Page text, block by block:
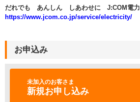
だれでも あんしん しあわせに J:COM電力
https://www.jcom.co.jp/service/electricity/
お申込み
未加入のお客さま
新規お申し込み